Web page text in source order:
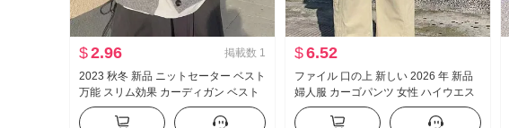
$2.96 掲載数 1
2023 秋冬 新品 ニットセーター ベスト
万能 スリム効果 カーディガン ベスト
ラビットファー 厚手 トップス 女性
$6.52
ファイル 口の上 新しい 2026 年 新品
婦人服 カーゴパンツ 女性 ハイウエス
ト ワイド 脚が長い ズボン スリム効果
万能 カジュアルパンツ